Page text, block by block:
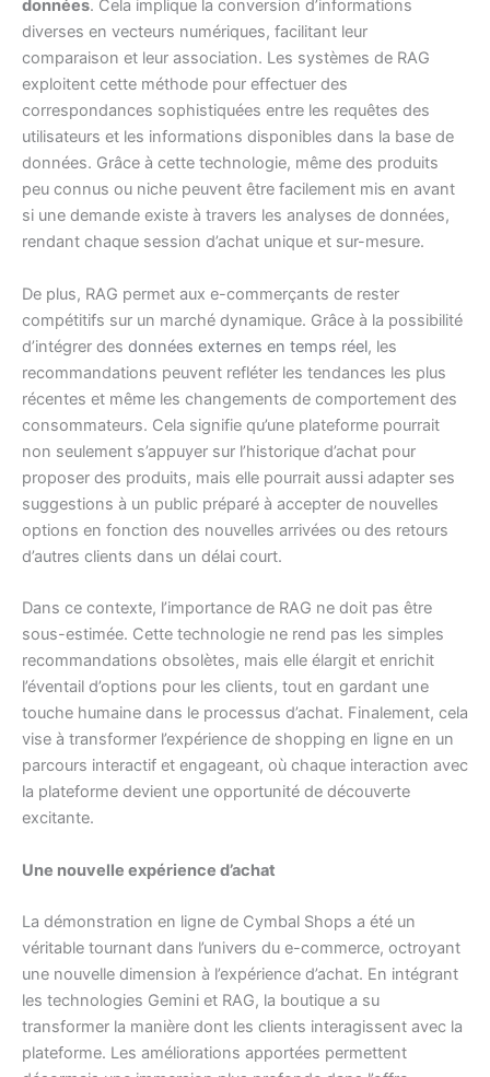
données. Cela implique la conversion d’informations
diverses en vecteurs numériques, facilitant leur
comparaison et leur association. Les systèmes de RAG
exploitent cette méthode pour effectuer des
correspondances sophistiquées entre les requêtes des
utilisateurs et les informations disponibles dans la base de
données. Grâce à cette technologie, même des produits
peu connus ou niche peuvent être facilement mis en avant
si une demande existe à travers les analyses de données,
rendant chaque session d’achat unique et sur-mesure.
De plus, RAG permet aux e-commerçants de rester
compétitifs sur un marché dynamique. Grâce à la possibilité
d’intégrer des données externes en temps réel, les
recommandations peuvent refléter les tendances les plus
récentes et même les changements de comportement des
consommateurs. Cela signifie qu’une plateforme pourrait
non seulement s’appuyer sur l’historique d’achat pour
proposer des produits, mais elle pourrait aussi adapter ses
suggestions à un public préparé à accepter de nouvelles
options en fonction des nouvelles arrivées ou des retours
d’autres clients dans un délai court.
Dans ce contexte, l’importance de RAG ne doit pas être
sous-estimée. Cette technologie ne rend pas les simples
recommandations obsolètes, mais elle élargit et enrichit
l’éventail d’options pour les clients, tout en gardant une
touche humaine dans le processus d’achat. Finalement, cela
vise à transformer l’expérience de shopping en ligne en un
parcours interactif et engageant, où chaque interaction avec
la plateforme devient une opportunité de découverte
excitante.
Une nouvelle expérience d’achat
La démonstration en ligne de Cymbal Shops a été un
véritable tournant dans l’univers du e-commerce, octroyant
une nouvelle dimension à l’expérience d’achat. En intégrant
les technologies Gemini et RAG, la boutique a su
transformer la manière dont les clients interagissent avec la
plateforme. Les améliorations apportées permettent